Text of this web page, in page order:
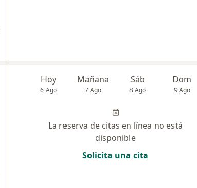
Hoy
6 Ago
Mañana
7 Ago
Sáb
8 Ago
Dom
9 Ago
La reserva de citas en línea no está
disponible
Solicita una cita